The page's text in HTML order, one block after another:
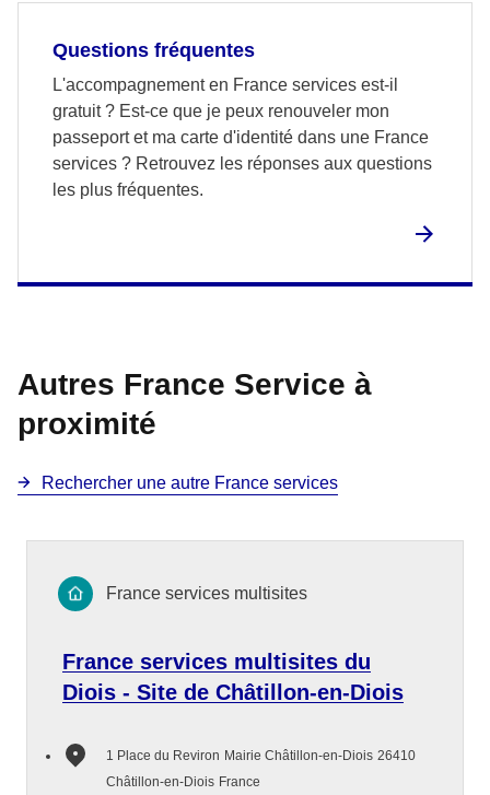
Questions fréquentes
L'accompagnement en France services est-il
gratuit ? Est-ce que je peux renouveler mon
passeport et ma carte d'identité dans une France
services ? Retrouvez les réponses aux questions
les plus fréquentes.
Autres France Service à
proximité
Rechercher une autre France services
France services multisites du
Diois - Site de Châtillon-en-Diois
1 Place du Reviron Mairie Châtillon-en-Diois 26410
Châtillon-en-Diois France
France services multisites